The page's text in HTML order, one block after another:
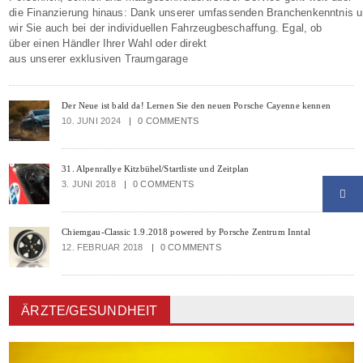
die Finanzierung hinaus: Dank unserer umfassenden Branchenkenntnis
wir Sie auch bei der individuellen Fahrzeugbeschaffung. Egal, ob
über einen Händler Ihrer Wahl oder direkt
aus unserer exklusiven Traumgarage
Der Neue ist bald da! Lernen Sie den neuen Porsche Cayenne kennen
10. JUNI 2024
0 COMMENTS
31. Alpenrallye Kitzbühel/Startliste und Zeitplan
3. JUNI 2018
0 COMMENTS
Chiemgau-Classic 1.9.2018 powered by Porsche Zentrum Inntal
12. FEBRUAR 2018
0 COMMENTS
ÄRZTE/GESUNDHEIT